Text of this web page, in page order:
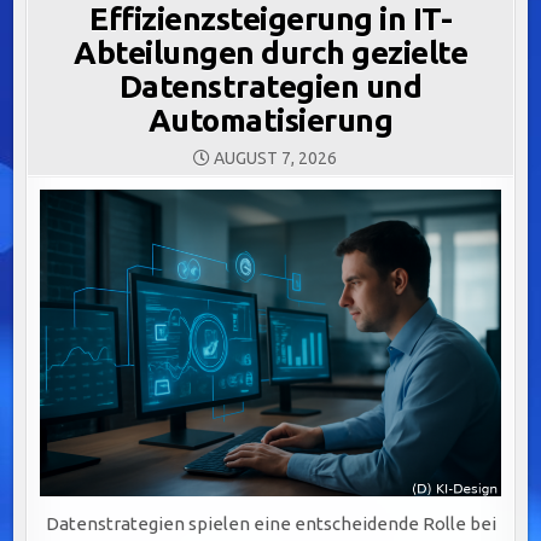
Effizienzsteigerung in IT-
Abteilungen durch gezielte
Datenstrategien und
Automatisierung
AUGUST 7, 2026
Datenstrategien spielen eine entscheidende Rolle bei